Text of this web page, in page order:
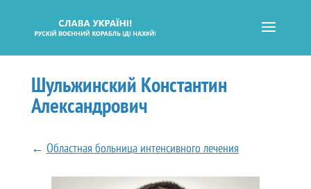
Шульжинский Константин
Александрович
← Областная больница интенсивного лечения